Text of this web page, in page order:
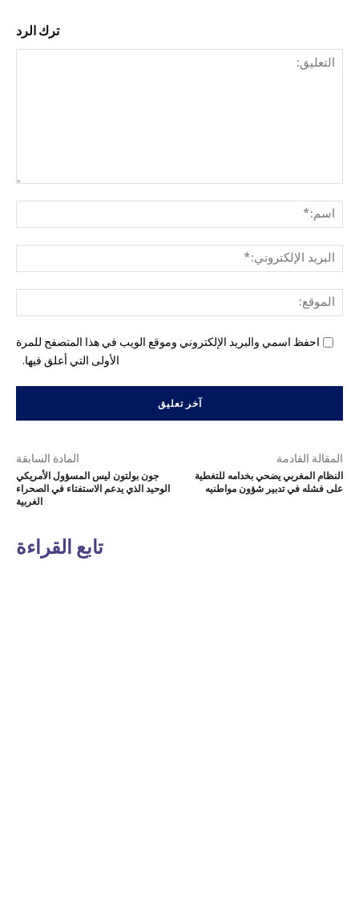
ترك الرد
احفظ اسمي والبريد الإلكتروني وموقع الويب في هذا المتصفح للمرة
الأولى التي أعلق فيها.
المادة السابقة
جون بولتون ليس المسؤول الأمريكي
الوحيد الذي يدعم الاستفتاء في الصحراء
الغربية
المقالة القادمة
النظام المغربي يضحي بخدامه للتغطية
على فشله في تدبير شؤون مواطنيه
تابع القراءة